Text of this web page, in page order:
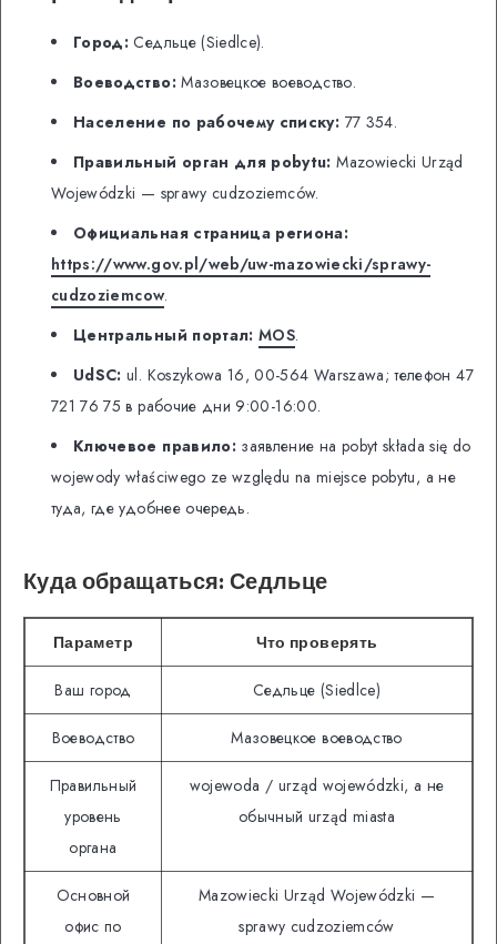
Город: Седльце (Siedlce).
Воеводство:Мазовецкое воеводство.
Население по рабочему списку: 77 354.
Правильный орган для pobytu: Mazowiecki Urząd
Wojewódzki — sprawy cudzoziemców.
Официальная страница региона:
https://www.gov.pl/web/uw-mazowiecki/sprawy-
cudzoziemcow.
Центральный портал: MOS.
UdSC: ul. Koszykowa 16, 00-564 Warszawa; телефон 47
721 76 75 в рабочие дни 9:00-16:00.
Ключевое правило:заявление на pobyt składa się do
wojewody właściwego ze względu na miejsce pobytu, а не
туда, где удобнее очередь.
Куда обращаться: Седльце
Параметр Что проверять
Ваш город Седльце (Siedlce)
Воеводство Мазовецкое воеводство
Правильный
уровень
органа
wojewoda / urząd wojewódzki, а не
обычный urząd miasta
Основной
офис по
Mazowiecki Urząd Wojewódzki —
sprawy cudzoziemców